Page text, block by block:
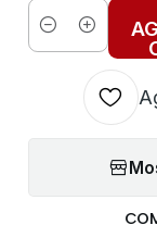
Cantidad